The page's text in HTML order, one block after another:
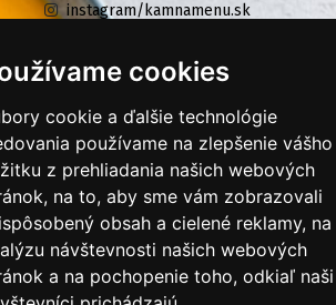
cookies
cookie a ďalšie technológie
používame na zlepšenie vášho
z prehliadania našich webových
na to, aby sme vám zobrazovali
obsah a cielené reklamy, na
návštevnosti našich webových
a na pochopenie toho, odkiaľ naši
instagram/kamnamenu.sk
PRIHLÁSIŤ SA DO ZÁKAZNÍCKEJ ZÓNY
Všeobecné obchodné podmienky
Ochrana osobných údajov
Cookies